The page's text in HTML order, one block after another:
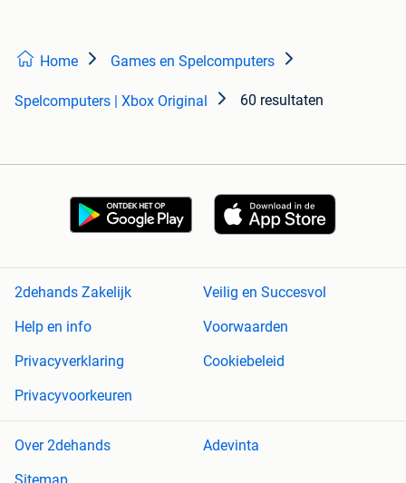
Home Games en Spelcomputers
Spelcomputers | Xbox Original 60 resultaten
2dehands Zakelijk
Veilig en Succesvol
Help en info
Voorwaarden
Privacyverklaring
Cookiebeleid
Privacyvoorkeuren
Over 2dehands
Adevinta